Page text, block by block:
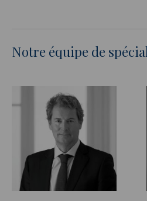
Notre équipe de